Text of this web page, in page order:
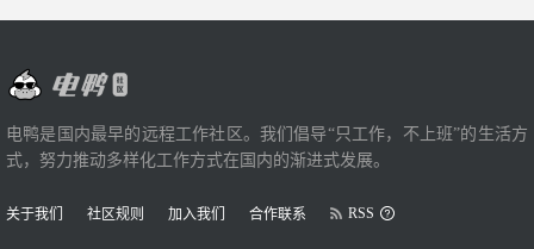
电鸭是国内最早的远程工作社区。我们倡导“只工作，不上班”的生活方
式，努力推动多样化工作方式在国内的渐进式发展。
关于我们 社区规则 加入我们 合作联系 RSS